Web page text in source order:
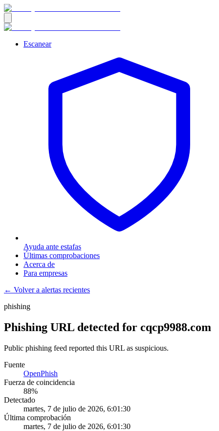
Escanear
Ayuda ante estafas
Últimas comprobaciones
Acerca de
Para empresas
← Volver a alertas recientes
phishing
Phishing URL detected for cqcp9988.com
Public phishing feed reported this URL as suspicious.
Fuente
OpenPhish
Fuerza de coincidencia
88%
Detectado
martes, 7 de julio de 2026, 6:01:30
Última comprobación
martes, 7 de julio de 2026, 6:01:30